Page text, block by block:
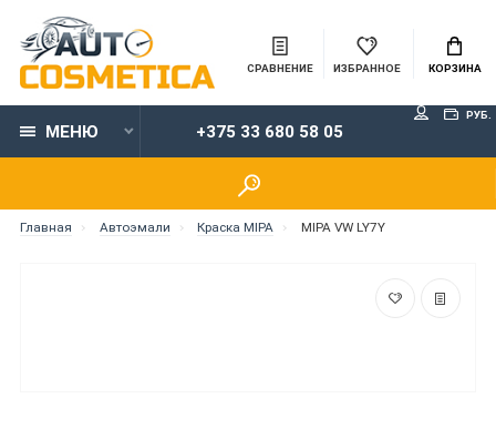
СРАВНЕНИЕ ИЗБРАННОЕ КОРЗИНА
МЕНЮ +375 33 680 58 05
РУБ.
Главная Автоэмали Краска MIPA MIPA VW LY7Y